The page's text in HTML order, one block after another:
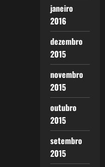
janeiro
2016
dezembro
2015
novembro
2015
outubro
2015
setembro
2015